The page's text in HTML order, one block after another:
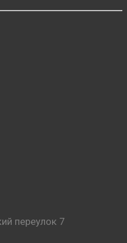
переулок 7